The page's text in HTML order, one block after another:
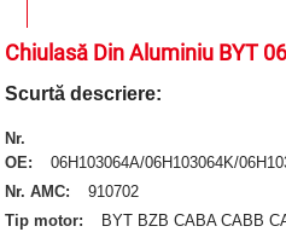
Chiulasă Din Aluminiu BYT
Scurtă descriere:
Nr.
OE:
06H103064A/06H103064K/
Nr. AMC:
910702
Tip motor:
BYT BZB CABA CABB